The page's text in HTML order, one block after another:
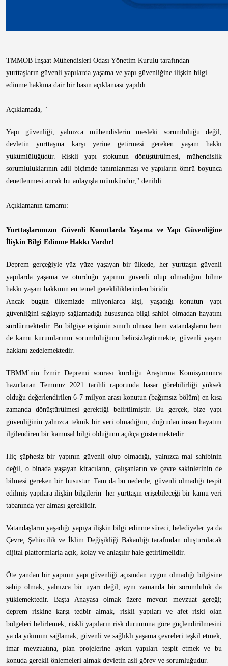
TMMOB İnşaat Mühendisleri Odası Yönetim Kurulu tarafından
yurttaşların güvenli yapılarda yaşama ve yapı güvenliğine ilişkin bilgi
edinme hakkına dair bir basın açıklaması yapıldı.
Açıklamada, "
Yapı güvenliği, yalnızca mühendislerin mesleki sorumluluğu değil,
devletin yurttaşına karşı yerine getirmesi gereken yaşam hakkı
yükümlülüğüdür. Riskli yapı stokunun dönüştürülmesi, mühendislik
sorumluluklarının adil biçimde tanımlanması ve yapıların ömrü boyunca
denetlenmesi ancak bu anlayışla mümkündür," denildi.
Açıklamanın tamamı:
Yurttaşlarımızın Güvenli Konutlarda Yaşama ve Yapı Güvenliğine
İlişkin Bilgi Edinme Hakkı Vardır!
Deprem gerçeğiyle yüz yüze yaşayan bir ülkede, her yurttaşın güvenli
yapılarda yaşama ve oturduğu yapının güvenli olup olmadığını bilme
hakkı yaşam hakkının en temel gerekliliklerinden biridir.
Ancak bugün ülkemizde milyonlarca kişi, yaşadığı konutun yapı
güvenliğini sağlayıp sağlamadığı hususunda bilgi sahibi olmadan hayatını
sürdürmektedir. Bu bilgiye erişimin sınırlı olması hem vatandaşların hem
de kamu kurumlarının sorumluluğunu belirsizleştirmekte, güvenli yaşam
hakkını zedelemektedir.
TBMM`nin İzmir Depremi sonrası kurduğu Araştırma Komisyonunca
hazırlanan Temmuz 2021 tarihli raporunda hasar görebilirliği yüksek
olduğu değerlendirilen 6-7 milyon arası konutun (bağımsız bölüm) en kısa
zamanda dönüştürülmesi gerektiği belirtilmiştir. Bu gerçek, bize yapı
güvenliğinin yalnızca teknik bir veri olmadığını, doğrudan insan hayatını
ilgilendiren bir kamusal bilgi olduğunu açıkça göstermektedir.
Hiç şüphesiz bir yapının güvenli olup olmadığı, yalnızca mal sahibinin
değil, o binada yaşayan kiracıların, çalışanların ve çevre sakinlerinin de
bilmesi gereken bir husustur. Tam da bu nedenle, güvenli olmadığı tespit
edilmiş yapılara ilişkin bilgilerin her yurttaşın erişebileceği bir kamu veri
tabanında yer alması gereklidir.
Vatandaşların yaşadığı yapıya ilişkin bilgi edinme süreci, belediyeler ya da
Çevre, Şehircilik ve İklim Değişikliği Bakanlığı tarafından oluşturulacak
dijital platformlarla açık, kolay ve anlaşılır hale getirilmelidir.
Öte yandan bir yapının yapı güvenliği açısından uygun olmadığı bilgisine
sahip olmak, yalnızca bir uyarı değil, aynı zamanda bir sorumluluk da
yüklemektedir. Başta Anayasa olmak üzere mevcut mevzuat gereği;
deprem riskine karşı tedbir almak, riskli yapıları ve afet riski olan
bölgeleri belirlemek, riskli yapıların risk durumuna göre güçlendirilmesini
ya da yıkımını sağlamak, güvenli ve sağlıklı yaşama çevreleri teşkil etmek,
imar mevzuatına, plan projelerine aykırı yapıları tespit etmek ve bu
konuda gerekli önlemeleri almak devletin asli görev ve sorumluğudur.